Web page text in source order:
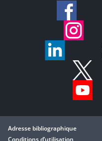
Adresse bibliographique
Conditions d’utilisation